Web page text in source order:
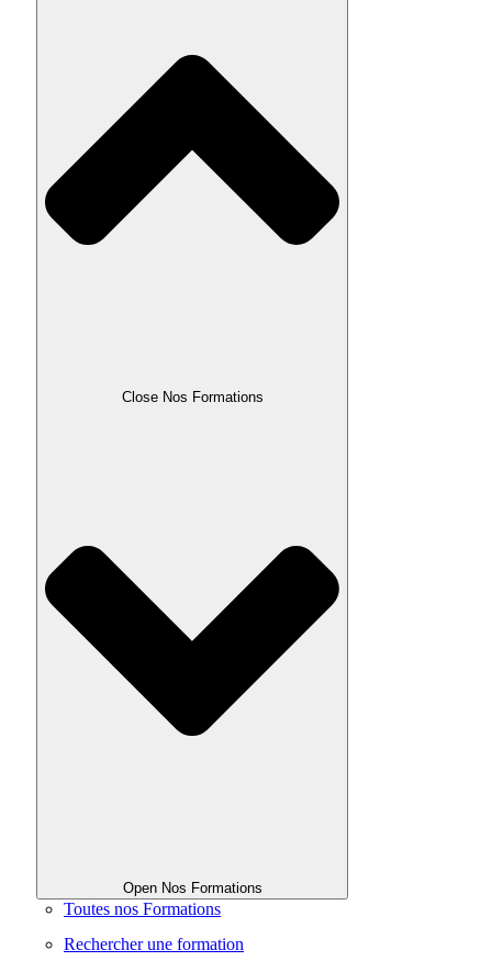
Close Nos Formations
Open Nos Formations
Toutes nos Formations
Rechercher une formation